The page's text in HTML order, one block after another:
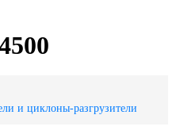
и циклоны-разгрузители